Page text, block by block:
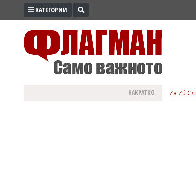
ПРОМО
КАТЕГОРИИ
НАКРАТКО Za Zú